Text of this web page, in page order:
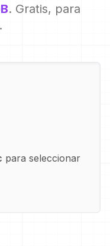
. Gratis, para
para seleccionar